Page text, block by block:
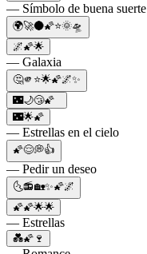
— Símbolo de buena suerte
🌍🚀🌑🌠⭐🌞🛸
🌌🌠🌟
— Galaxia
🤔🫵⭐🌟🌠🌌✨
🌃🌙😴🌠
🌃🌟🌠
— Estrellas en el cielo
🌠😌💭👍
— Pedir un deseo
🌜📻🏡✨🌠🌌
🌠🌠🌟🌟
— Estrellas
💑🌠🍷